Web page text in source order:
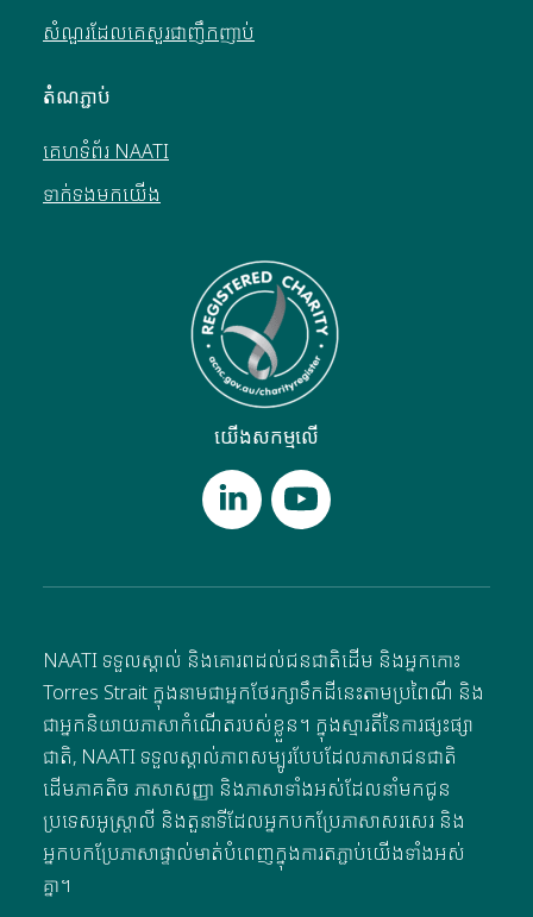
សំណួរដែលគេសួរជាញឹកញាប់
តំណភ្ជាប់
គេហទំព័រ NAATI
ទាក់ទងមកយើង
យើងសកម្មលើ
NAATI ទទួលស្គាល់ និងគោរពដល់ជនជាតិដើម និងអ្នកកោះ
Torres Strait ក្នុងនាមជាអ្នកថែរក្សាទឹកដីនេះតាមប្រពៃណី និង
ជាអ្នកនិយាយភាសាកំណើតរបស់ខ្លួន។ ក្នុងស្មារតីនៃការផ្សះផ្សា
ជាតិ, NAATI ទទួលស្គាល់ភាពសម្បូរបែបដែលភាសាជនជាតិ
ដើមភាគតិច ភាសាសញ្ញា និងភាសាទាំងអស់ដែលនាំមកជូន
ប្រទេសអូស្ត្រាលី និងតួនាទីដែលអ្នកបកប្រែភាសាសរសេរ និង
អ្នកបកប្រែភាសាផ្ទាល់មាត់បំពេញក្នុងការតភ្ជាប់យើងទាំងអស់
គ្នា។